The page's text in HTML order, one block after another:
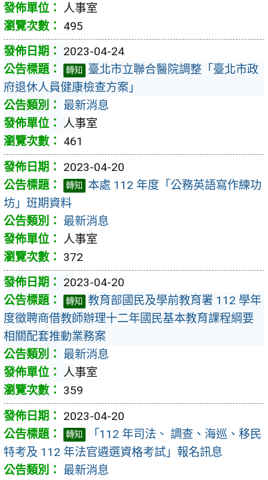
人事室
495
2023-04-24
轉知
臺北市立聯合醫院調整「臺北市政
府退休人員健康檢查方案」
最新消息
人事室
461
2023-04-20
轉知
本處 112 年度「公務英語寫作練功
坊」班期資料
最新消息
人事室
372
2023-04-20
轉知
教育部國民及學前教育署 112 學年
度徵聘商借教師辦理十二年國民基本教育課程綱要
相關配套推動業務案
最新消息
人事室
359
2023-04-20
轉知
「112 年司法、 調查、海巡、移民
特考及 112 年法官遴選資格考試」報名訊息
最新消息